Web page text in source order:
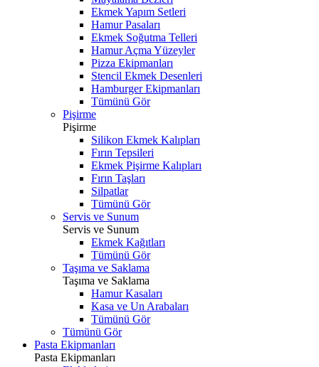
Ekmek Yapım Setleri
Hamur Pasaları
Ekmek Soğutma Telleri
Hamur Açma Yüzeyler
Pizza Ekipmanları
Stencil Ekmek Desenleri
Hamburger Ekipmanları
Tümünü Gör
Pişirme
Pişirme
Silikon Ekmek Kalıpları
Fırın Tepsileri
Ekmek Pişirme Kalıpları
Fırın Taşları
Silpatlar
Tümünü Gör
Servis ve Sunum
Servis ve Sunum
Ekmek Kağıtları
Tümünü Gör
Taşıma ve Saklama
Taşıma ve Saklama
Hamur Kasaları
Kasa ve Un Arabaları
Tümünü Gör
Tümünü Gör
Pasta Ekipmanları
Pasta Ekipmanları